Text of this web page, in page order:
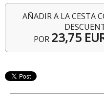
AÑADIR A LA CESTA
POR 23,75